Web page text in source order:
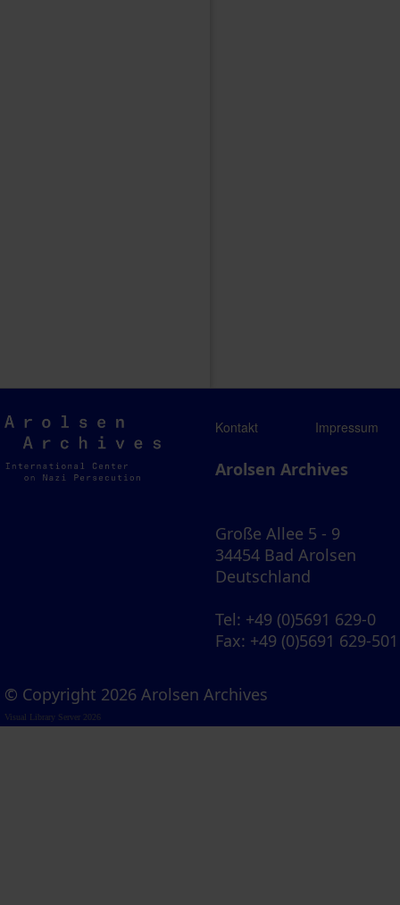
Arolsen
Archives
Kontakt Impressum
Arolsen Archives
Große Allee 5 - 9
34454 Bad Arolsen
Deutschland
Tel: +49 (0)5691 629-0
Fax: +49 (0)5691 629-501
© Copyright 2026 Arolsen Archives
Visual Library Server 2026